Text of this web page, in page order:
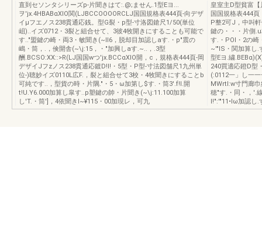
直到セソンタシリーズp-片聞きはて:.@;ません.1型Eヨ...
ヲ'jx.4HBABαXlO関(LJBCCOOOORCLJ国国規格表444頁-向デザ
イμフエノス238貫通応銭。型G裂・p型-寸洛図鎗尺1/50(単位
岨)..イズ0712・3裂と組合せて、3彼4牧開きにすることも可能で
す.."盟鍵の崎・両3・敏聞き(~lI6，脱却目加認しaす.・p"震の
嶋・筒，.，倹開舎(~\j:15，・"加興しaす.~..，.3型
酬.BCSO:XX::>R(LJ国国wつ'jx.BCCαXlO開，c，規格表444頁-岡
デザイJフzノス238貫通応鍍D!I!・5型・P型-寸法図舗尺1九州単
位-)聴妙イズ0110L広F.，裂と組合せて3校・4牧聞きにすることb
可純です..，型貨の時・片隅."・5・ω加第し$す.・筒3'.f!I.開
t!U.Y6.000加算し皐す..p塑鍵の帥・片聞き(~\j:11.100加算
し'T.・筒']，4依聞きI~¥115・00加現レ，可九
皇室主D型貧富
国国規格表444
P整2可J，中叫
鍵の・・・片側
す.・POI・2の崎
~'"IS・関加算し.
型Eヨ.繍
240買適応鐙D型
(:0112一」し一
MWrtl:w寸門廊
穂"す.・同・，'.
I!":'"11•Iω加認し